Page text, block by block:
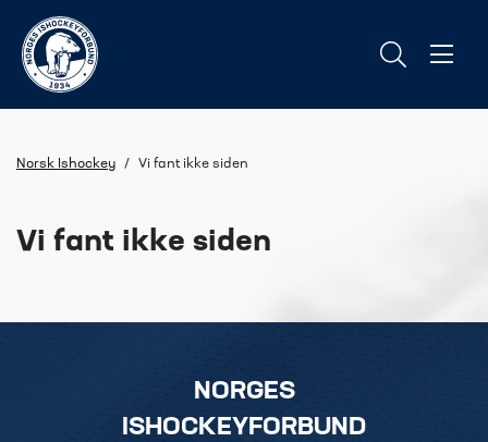
Norsk Ishockey / Vi fant ikke siden
Vi fant ikke siden
NORGES
ISHOCKEYFORBUND